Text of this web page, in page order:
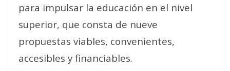
para impulsar la educación en el nivel
superior, que consta de nueve
propuestas viables, convenientes,
accesibles y financiables.